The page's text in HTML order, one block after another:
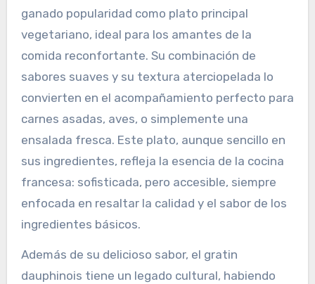
ganado popularidad como plato principal
vegetariano, ideal para los amantes de la
comida reconfortante. Su combinación de
sabores suaves y su textura aterciopelada lo
convierten en el acompañamiento perfecto para
carnes asadas, aves, o simplemente una
ensalada fresca. Este plato, aunque sencillo en
sus ingredientes, refleja la esencia de la cocina
francesa: sofisticada, pero accesible, siempre
enfocada en resaltar la calidad y el sabor de los
ingredientes básicos.
Además de su delicioso sabor, el gratin
dauphinois tiene un legado cultural, habiendo